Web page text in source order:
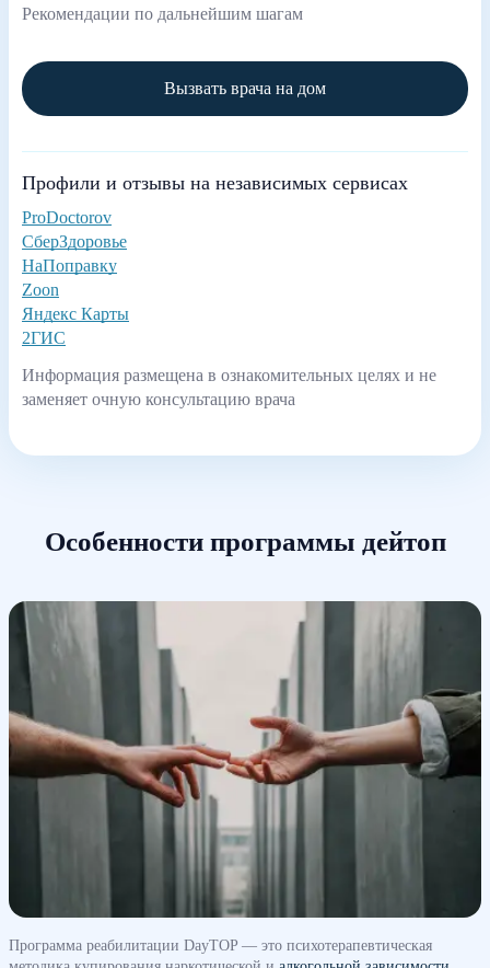
Рекомендации по дальнейшим шагам
Вызвать врача на дом
Профили и отзывы на независимых сервисах
ProDoctorov
СберЗдоровье
НаПоправку
Zoon
Яндекс Карты
2ГИС
Информация размещена в ознакомительных целях и не
заменяет очную консультацию врача
Особенности программы дейтоп
Программа реабилитации DayTOP — это психотерапевтическая